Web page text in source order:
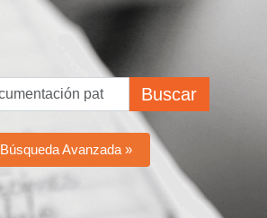
Buscar
Búsqueda Avanzada »